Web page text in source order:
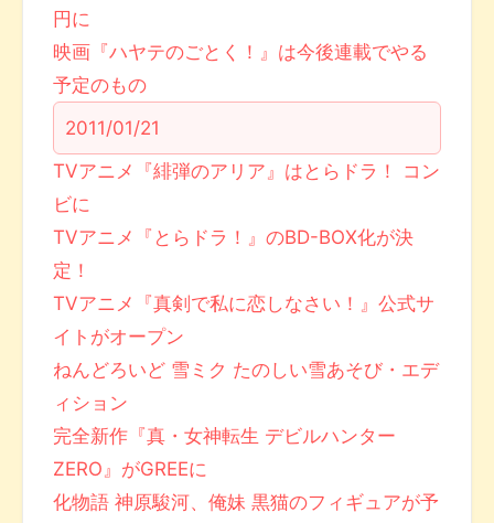
円に
映画『ハヤテのごとく！』は今後連載でやる
予定のもの
2011/01/21
TVアニメ『緋弾のアリア』はとらドラ！ コン
ビに
TVアニメ『とらドラ！』のBD-BOX化が決
定！
TVアニメ『真剣で私に恋しなさい！』公式サ
イトがオープン
ねんどろいど 雪ミク たのしい雪あそび・エデ
ィション
完全新作『真・女神転生 デビルハンター
ZERO』がGREEに
化物語 神原駿河、俺妹 黒猫のフィギュアが予